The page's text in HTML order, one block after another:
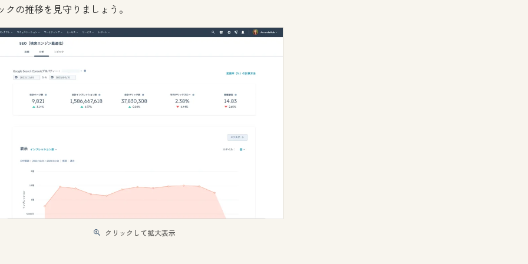
クの推移を見守りましょう。
クリックして拡大表示